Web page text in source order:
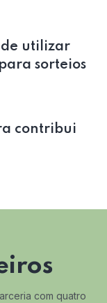
de utilizar
sorteios
contribui
com quatro